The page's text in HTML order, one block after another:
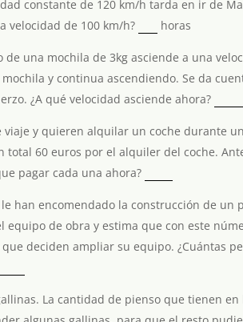
constante de 120 km/h tarda en ir de
velocidad de 100 km/h?
horas
una mochila de 3kg asciende a una
y continua ascendiendo. Se da
¿A qué velocidad asciende ahora?
viaje y quieren alquilar un coche durante
total 60 euros por el alquiler del coche.
pagar cada una ahora?
le han encomendado la construcción de un
equipo de obra y estima que con este
deciden ampliar su equipo. ¿Cuántas
La cantidad de pienso que tienen